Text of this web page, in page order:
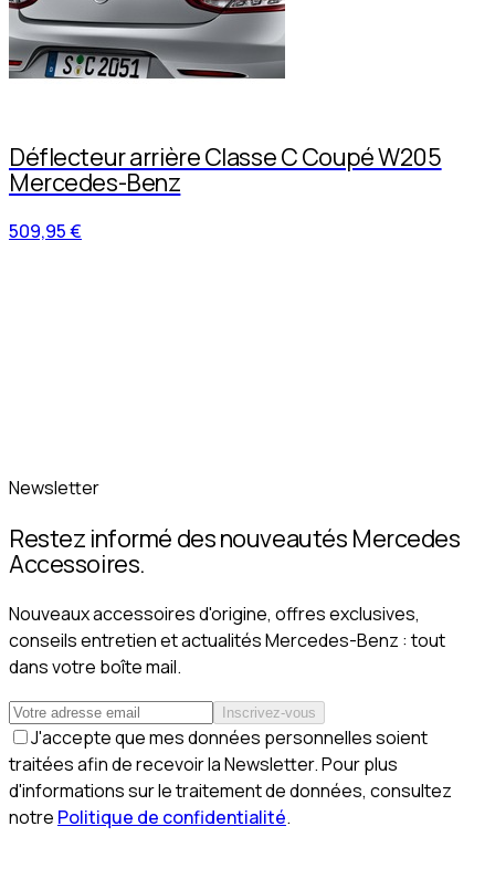
Déflecteur arrière Classe C Coupé W205
Mercedes-Benz
509,95 €
Newsletter
Restez informé des nouveautés Mercedes
Accessoires.
Nouveaux accessoires d'origine, offres exclusives,
conseils entretien et actualités Mercedes-Benz : tout
dans votre boîte mail.
Inscrivez-vous
J'accepte que mes données personnelles soient
traitées afin de recevoir la Newsletter. Pour plus
d'informations sur le traitement de données, consultez
notre Politique de confidentialité.